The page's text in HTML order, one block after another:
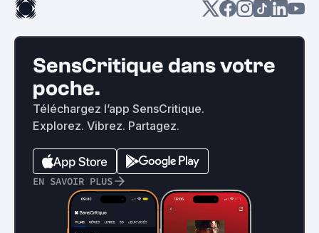
SensCritique dans votre
poche.
Téléchargez l’app SensCritique.
Explorez. Vibrez. Partagez.
EN SAVOIR PLUS